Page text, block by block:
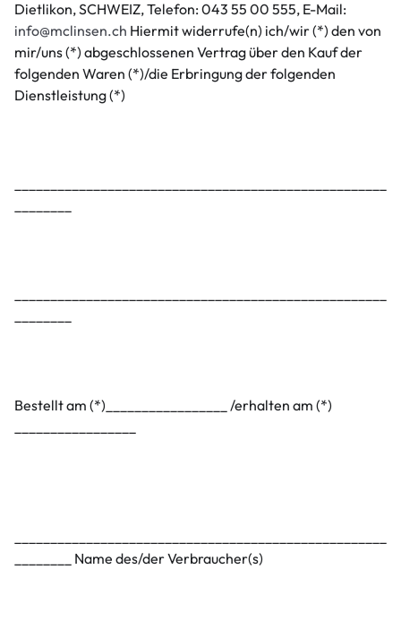
Dietlikon, SCHWEIZ, Telefon: 043 55 00 555, E-Mail:
info@mclinsen.ch Hiermit widerrufe(n) ich/wir (*) den von
mir/uns (*) abgeschlossenen Vertrag über den Kauf der
folgenden Waren (*)/die Erbringung der folgenden
Dienstleistung (*)
Bestellt am (*)_________________ /erhalten am (*)
________ Name des/der Verbraucher(s)